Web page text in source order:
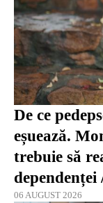
De ce
eșuează.
trebuie să
dependenței
06 AUGUST 2026